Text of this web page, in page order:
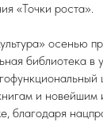
«Точки роста».
осенью
библиотека в
и
благодаря